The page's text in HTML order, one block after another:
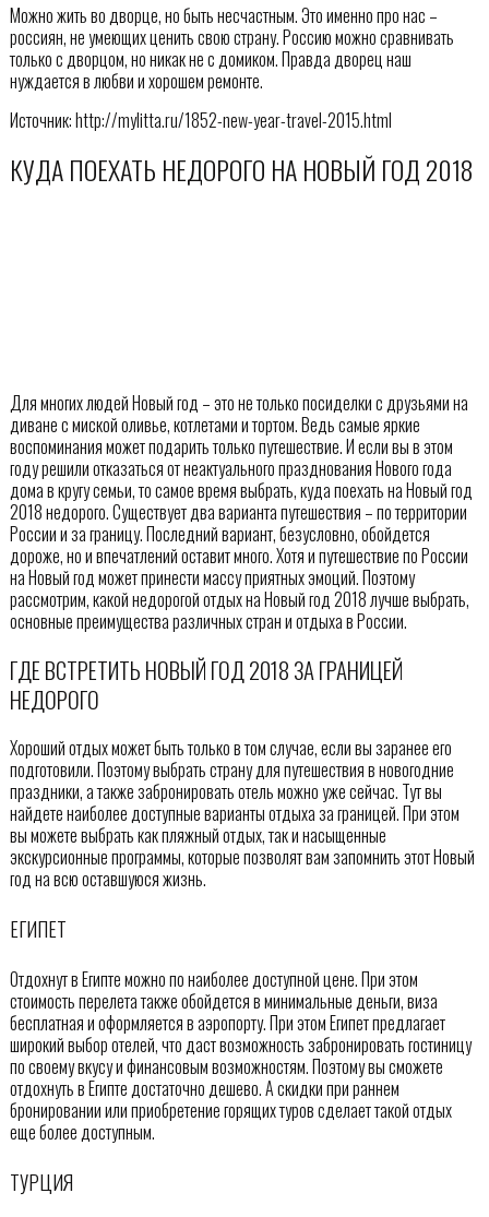
Можно жить во дворце, но быть несчастным. Это именно про нас –
россиян, не умеющих ценить свою страну. Россию можно сравнивать
только с дворцом, но никак не с домиком. Правда дворец наш
нуждается в любви и хорошем ремонте.
Источник: http://mylitta.ru/1852-new-year-travel-2015.html
КУДА ПОЕХАТЬ НЕДОРОГО НА НОВЫЙ ГОД 2018
Для многих людей Новый год – это не только посиделки с друзьями на
диване с миской оливье, котлетами и тортом. Ведь самые яркие
воспоминания может подарить только путешествие. И если вы в этом
году решили отказаться от неактуального празднования Нового года
дома в кругу семьи, то самое время выбрать, куда поехать на Новый год
2018 недорого. Существует два варианта путешествия – по территории
России и за границу. Последний вариант, безусловно, обойдется
дороже, но и впечатлений оставит много. Хотя и путешествие по России
на Новый год может принести массу приятных эмоций. Поэтому
рассмотрим, какой недорогой отдых на Новый год 2018 лучше выбрать,
основные преимущества различных стран и отдыха в России.
ГДЕ ВСТРЕТИТЬ НОВЫЙ ГОД 2018 ЗА ГРАНИЦЕЙ
НЕДОРОГО
Хороший отдых может быть только в том случае, если вы заранее его
подготовили. Поэтому выбрать страну для путешествия в новогодние
праздники, а также забронировать отель можно уже сейчас. Тут вы
найдете наиболее доступные варианты отдыха за границей. При этом
вы можете выбрать как пляжный отдых, так и насыщенные
экскурсионные программы, которые позволят вам запомнить этот Новый
год на всю оставшуюся жизнь.
ЕГИПЕТ
Отдохнут в Египте можно по наиболее доступной цене. При этом
стоимость перелета также обойдется в минимальные деньги, виза
бесплатная и оформляется в аэропорту. При этом Египет предлагает
широкий выбор отелей, что даст возможность забронировать гостиницу
по своему вкусу и финансовым возможностям. Поэтому вы сможете
отдохнуть в Египте достаточно дешево. А скидки при раннем
бронировании или приобретение горящих туров сделает такой отдых
еще более доступным.
ТУРЦИЯ